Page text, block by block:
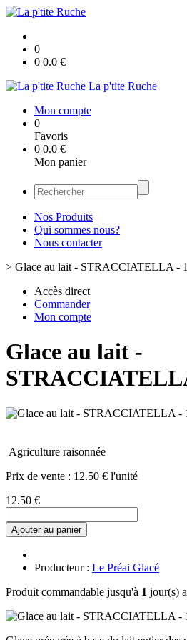
0
0 0.0 €
La p'tite Ruche
Mon compte
0
Favoris
0 0.0 €
Mon panier
Nos Produits
Qui sommes nous?
Nous contacter
> Glace au lait - STRACCIATELLA -
Accès direct
Commander
Mon compte
Glace au lait -
Agriculture raisonnée
Prix de vente : 12.50 € l'unité
12.50 €
Ajouter au panier
Producteur : Le Préai Glacé
Produit commandable jusqu'à 1 jour(s)